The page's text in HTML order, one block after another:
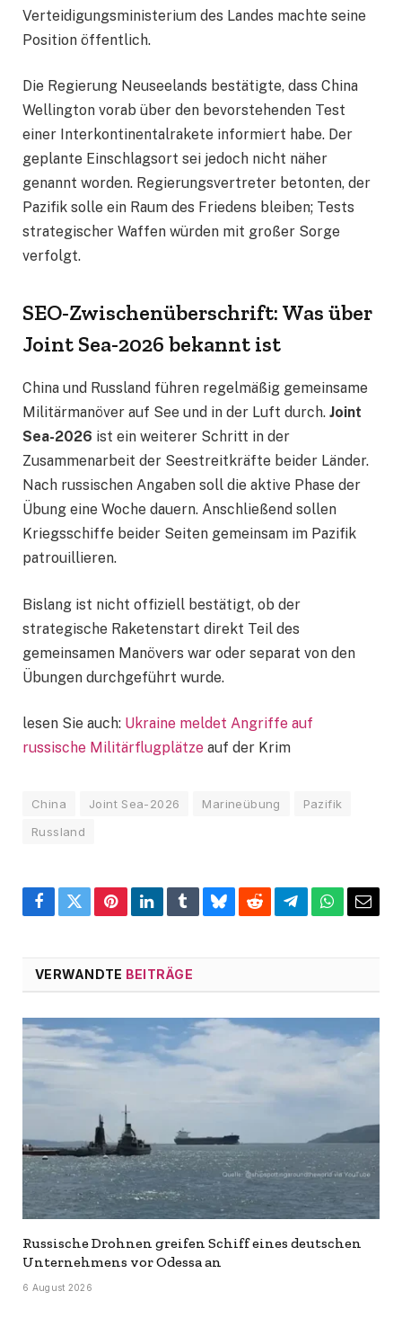
Verteidigungsministerium des Landes machte seine
Position öffentlich.
Die Regierung Neuseelands bestätigte, dass China
Wellington vorab über den bevorstehenden Test
einer Interkontinentalrakete informiert habe. Der
geplante Einschlagsort sei jedoch nicht näher
genannt worden. Regierungsvertreter betonten, der
Pazifik solle ein Raum des Friedens bleiben; Tests
strategischer Waffen würden mit großer Sorge
verfolgt.
SEO-Zwischenüberschrift: Was über
Joint Sea-2026 bekannt ist
China und Russland führen regelmäßig gemeinsame
Militärmanöver auf See und in der Luft durch. Joint
Sea-2026 ist ein weiterer Schritt in der
Zusammenarbeit der Seestreitkräfte beider Länder.
Nach russischen Angaben soll die aktive Phase der
Übung eine Woche dauern. Anschließend sollen
Kriegsschiffe beider Seiten gemeinsam im Pazifik
patrouillieren.
Bislang ist nicht offiziell bestätigt, ob der
strategische Raketenstart direkt Teil des
gemeinsamen Manövers war oder separat von den
Übungen durchgeführt wurde.
lesen Sie auch: Ukraine meldet Angriffe auf
russische Militärflugplätze auf der Krim
China Joint Sea-2026 Marineübung
Pazifik
Russland
Facebook
TwitterPinterestLinkedInTumblrBlueskyRedditTelegramWhatsApp
Email
VERWANDTE BEITRÄGE
Russische Drohnen greifen Schiff eines deutschen
Unternehmens vor Odessa an
6 August 2026